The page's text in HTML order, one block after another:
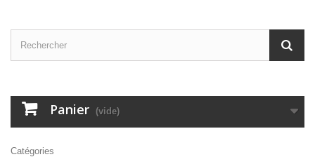
Panier (vide)
Catégories